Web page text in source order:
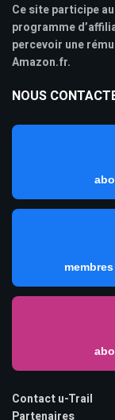
Ce site participe au
programme
percevoir une
Amazon.fr.
NOUS
Contact u-Trail
Partenaires